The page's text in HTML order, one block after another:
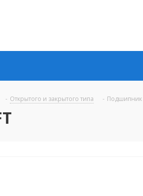
- Открытого и закрытого типа - Подшипник